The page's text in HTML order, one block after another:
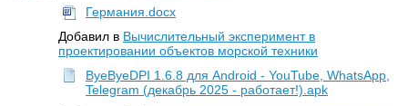
Германия.docx
Добавил в Вычислительный эксперимент в
проектировании объектов морской техники
ByeByeDPI 1.6.8 для Android - YouTube, WhatsApp,
Telegram (декабрь 2025 - работает!).apk